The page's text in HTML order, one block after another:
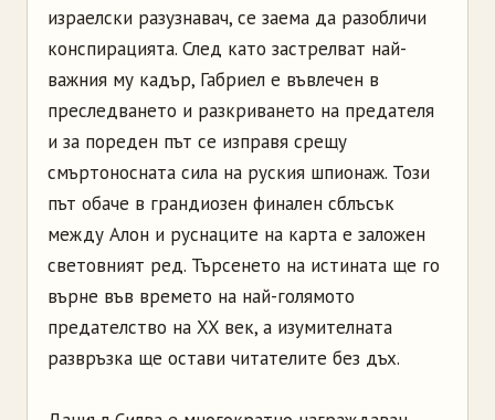
израелски разузнавач, се заема да разобличи
конспирацията. След като застрелват най-
важния му кадър, Габриел е въвлечен в
преследването и разкриването на предателя
и за пореден път се изправя срещу
смъртоносната сила на руския шпионаж. Този
път обаче в грандиозен финален сблъсък
между Алон и руснаците на карта е заложен
световният ред. Търсенето на истината ще го
върне във времето на най-голямото
предателство на XX век, а изумителната
развръзка ще остави читателите без дъх.